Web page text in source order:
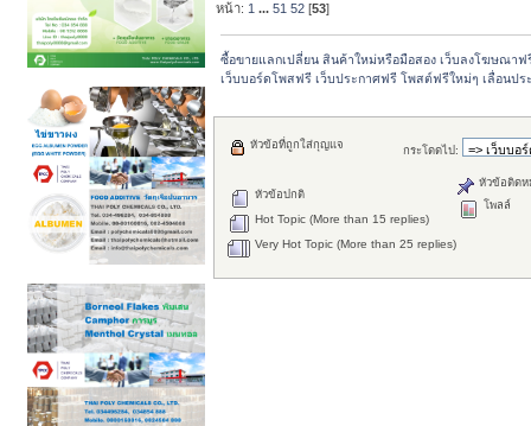
หน้า:1 ...51 52 [53]
ซื้อขายแลกเปลี่ยน สินค้าใหม่หรือมือสอง เว็บลงโฆษณา
เว็บบอร์ดโพสฟรี เว็บประกาศฟรี โพสต์ฟรีใหม่ๆ เลื่อนปร
กระโดดไป:
หัวข้อปกติ
Hot Topic (More than 15 replies)
Very Hot Topic (More than 25 replies)
หัวข้อที่ถูกใส่กุญแจ
หัวข้อติดห
โพลล์